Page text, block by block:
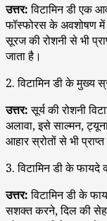
उत्तर:विटामिन डी एक
फॉस्फोरस के अवशोषण
सूरज की रोशनी से भी
जाता है।
2. विटामिन डी के मुख्य
उत्तर:सूर्य की रोशनी
अलावा, इसे साल्मन,
आहार स्रोतों से भी
3. विटामिन डी के फायदे
उत्तर:विटामिन डी के
सशक्त करने, दिल की